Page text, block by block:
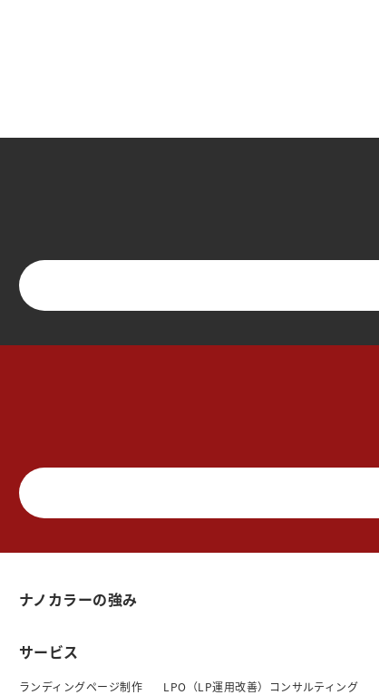
ナノカラーの強み
サービス
ランディングページ制作 LPO（LP運用改善）コンサルティング